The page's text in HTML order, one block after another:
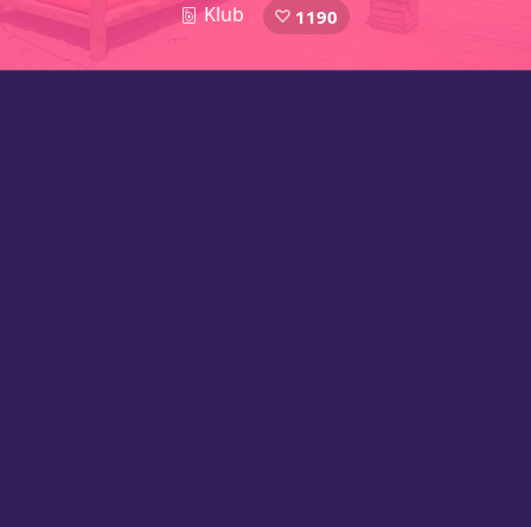
1 Klub 1190